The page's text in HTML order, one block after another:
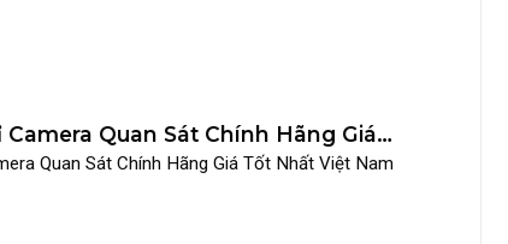
Camera Quan Sát Chính Hãng Giá
Nam 2025
Quan Sát Chính Hãng Giá Tốt Nhất Việt Nam